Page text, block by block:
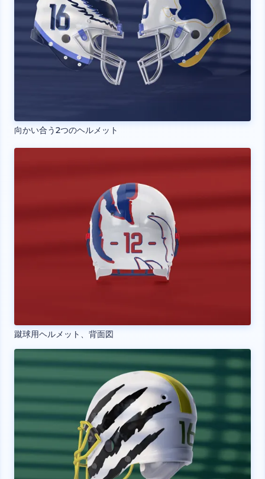
向かい合う2つのヘルメット
蹴球用ヘルメット、背面図